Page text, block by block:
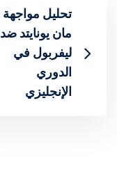
تحليل مواجهة
مان يونايتد ضد
ليفربول في
الدوري
الإنجليزي